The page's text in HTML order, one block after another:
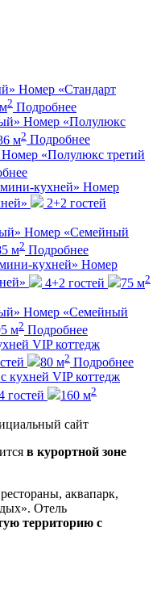
Номер «Стандарт
м2 Подробнее
Номер «Полулюкс
м2 Подробнее
Номер «Полулюкс третий
Номер
2+2 гостей
Номер «Семейный
м2 Подробнее
Номер
4+2 гостей 75 м2
Номер «Семейный
м2 Подробнее
VIP коттедж
80 м2 Подробнее
VIP коттедж
гостей 160 м2
сайт
в курортной зоне
аквапарк,
Отель
территорию с